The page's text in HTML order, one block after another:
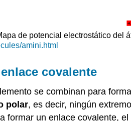
de potencial electrostático del
amini.html
covalente
se combinan para
polar, es decir, ningún
formar un enlace covalente,